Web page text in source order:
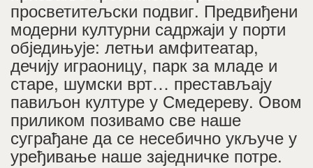
просветитељски подвиг. Предвиђени
модерни културни садржаји у порти
обједињује: летњи амфитеатар,
дечију играоницу, парк за младе и
старе, шумски врт… престављају
павиљон културе у Смедереву. Овом
приликом позивамо све наше
суграђане да се несебично укључе у
уређивање наше заједничке потре.